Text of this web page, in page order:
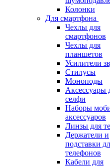
Колонки
Для смартфона
Чехлы для
смартфонов
Чехлы для
планшетов
Усилители
Стилусы
Моноподы
Аксессуары
селфи
Наборы
аксессуаров
Линзы для
Держатели и
подставки
телефонов
Кабели для